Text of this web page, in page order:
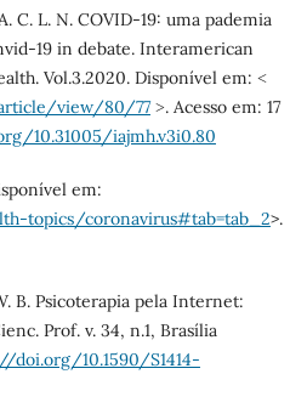
C. L. N. COVID-19: uma pademia
19 in debate. Interamerican
Vol.3.2020. Disponível em: ˂
view/80/77˃. Acesso em: 17
10.31005/iajmh.v3i0.80
em:
topics/coronavirus#tab=tab_2>.
B. Psicoterapia pela Internet:
Prof. v. 34, n.1, Brasília
doi.org/10.1590/S1414-